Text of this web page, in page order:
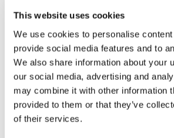
This website uses cookies
We use cookies to personalise
provide social media features and to
We also share information about your
our social media, advertising and
may combine it with other information
provided to them or that they’ve
of their services.
Suomen Saunaseura
Vaskiniementie 10, 00200
Kahvio/kassa 050 372